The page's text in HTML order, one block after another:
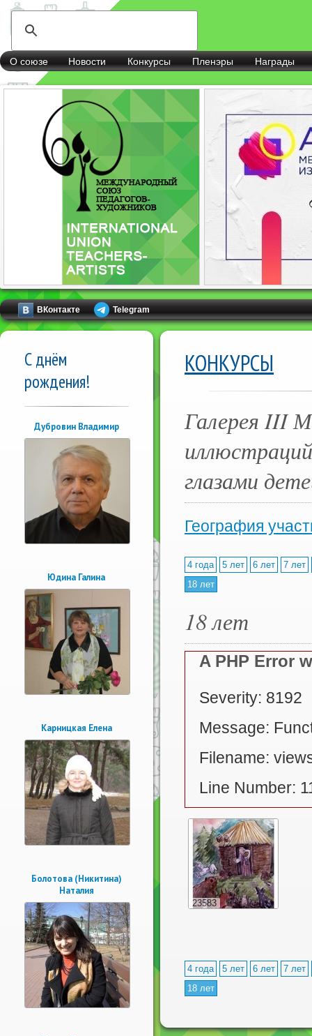
О союзе Новости Конкурсы Пленэры Награды
ВКонтакте Telegram
С днём
рождения!
Дубровин Владимир
Юдина Галина
Карницкая Елена
Болотова (Никитина)
Наталия
КОНКУРСЫ
Галерея III
глазами
География
4 года 5 лет 6 лет
7 лет
18 лет
18 лет
A PHP Error
Severity: 8192
Message:
Filename:
Line Number:
23583
4 года 5 лет 6 лет
7 лет
18 лет